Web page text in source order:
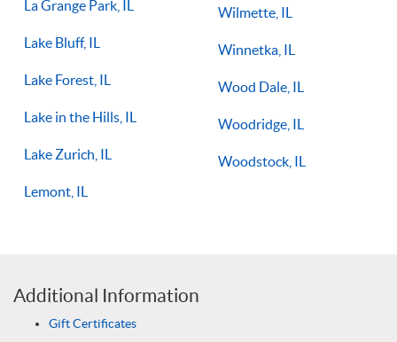
La Grange Park, IL
Lake Bluff, IL
Lake Forest, IL
Lake in the Hills, IL
Lake Zurich, IL
Lemont, IL
Wilmette, IL
Winnetka, IL
Wood Dale, IL
Woodridge, IL
Woodstock, IL
Additional Information
Gift Certificates